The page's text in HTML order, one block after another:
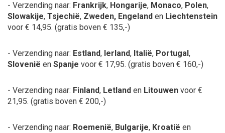
- Verzending naar: Frankrijk, Hongarije, Monaco, Polen,
Slowakije, Tsjechië, Zweden, Engeland en Liechtenstein
voor € 14,95. (gratis boven € 135,-)
- Verzending naar: Estland, Ierland, Italië, Portugal,
Slovenië en Spanje voor € 17,95. (gratis boven € 160,-)
- Verzending naar: Finland, Letland en Litouwen voor €
21,95. (gratis boven € 200,-)
- Verzending naar: Roemenië, Bulgarije, Kroatië en